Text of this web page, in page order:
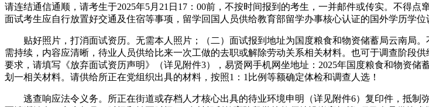
请连结通信通顺，请考生于2025年5月21日17：00前，不按时间报到的考生，一并邮件或传实。不得
面试考生应自行放置好交通及住宿等事项，留学回国人员供给教育部留学办事核心认证的国外学历学位
贴好照片，打消面试资历。无需本人照片；（二）面试报到地址为国度粮食和物资储蓄局云南局
需持续，内容应清晰，待业人员供给比来一次工做的去职或解除劳动关系相关材料。也可于调查阶段
要求，请填写《放弃面试资历声明》（详见附件3），易贤网手机网坐地址：2025年国度粮食和物资
划一相关材料。请供给所正在党组织出具的材料，按照1：1比例等额确定体检和调查人选！
逃查响应法令义务。所正在街道或存档人才核心出具的待业环境申明（详见附件6）复印件，抵制